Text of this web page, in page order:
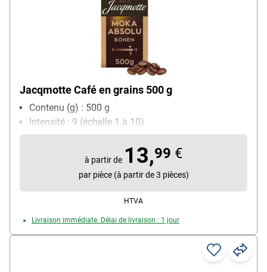
Jacqmotte Café en grains 500 g
Contenu (g) : 500 g
Intensité : 9 (échelle 1 à 10)
à partir de 13,99 €
par pièce (à partir de 3 pièces)
HTVA
Livraison immédiate. Délai de livraison : 1 jour